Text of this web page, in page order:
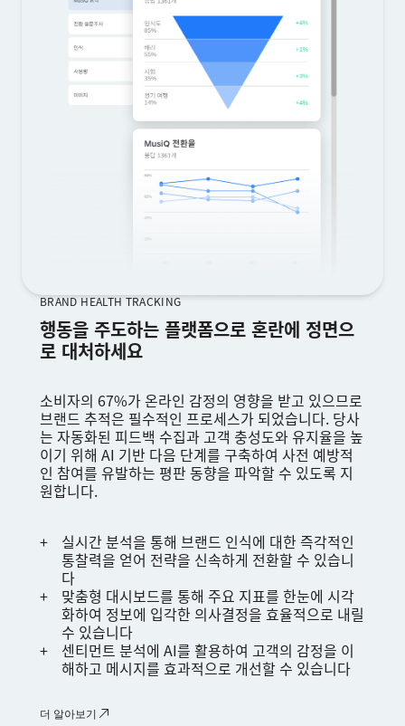
BRAND HEALTH TRACKING
행동을 주도하는 플랫폼으로 혼란에 정면으
로 대처하세요
소비자의 67%가 온라인 감정의 영향을 받고 있으므로
브랜드 추적은 필수적인 프로세스가 되었습니다. 당사
는 자동화된 피드백 수집과 고객 충성도와 유지율을 높
이기 위해 AI 기반 다음 단계를 구축하여 사전 예방적
인 참여를 유발하는 평판 동향을 파악할 수 있도록 지
원합니다.
실시간 분석을 통해 브랜드 인식에 대한 즉각적인
통찰력을 얻어 전략을 신속하게 전환할 수 있습니
다
맞춤형 대시보드를 통해 주요 지표를 한눈에 시각
화하여 정보에 입각한 의사결정을 효율적으로 내릴
수 있습니다
센티먼트 분석에 AI를 활용하여 고객의 감정을 이
해하고 메시지를 효과적으로 개선할 수 있습니다
더 알아보기